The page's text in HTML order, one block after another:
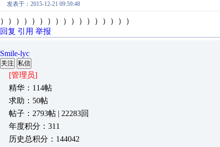
发表于：2015-12-21 09:59:48
）））））））））））））））））
回复 引用 举报
Smile-lyc
关注 私信
[管理员]
精华：114帖
求助：50帖
帖子：2793帖 | 22283回
年度积分：311
历史总积分：144042